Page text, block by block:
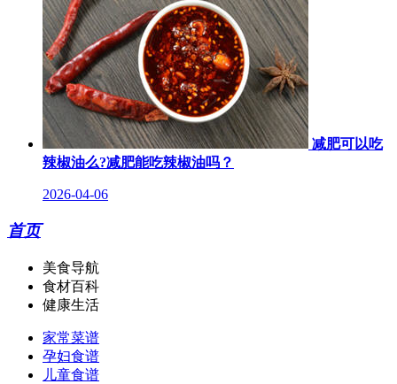
减肥可以吃
辣椒油么?减肥能吃辣椒油吗？
2026-04-06
首页
美食导航
食材百科
健康生活
家常菜谱
孕妇食谱
儿童食谱